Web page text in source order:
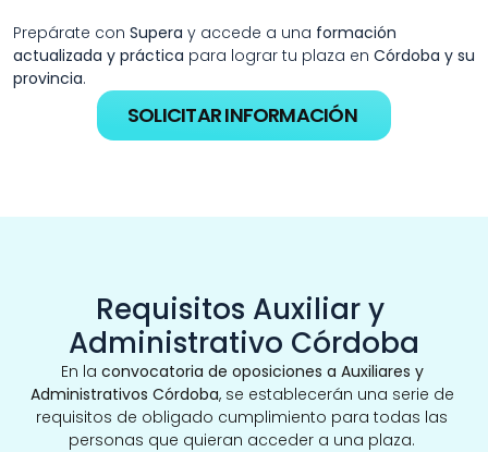
Prepárate con Supera y accede a una formación
actualizada y práctica para lograr tu plaza en Córdoba y su
provincia.
SOLICITAR INFORMACIÓN
Requisitos Auxiliar y
Administrativo Córdoba
En la convocatoria de oposiciones a Auxiliares y
Administrativos Córdoba, se establecerán una serie de
requisitos de obligado cumplimiento para todas las
personas que quieran acceder a una plaza.